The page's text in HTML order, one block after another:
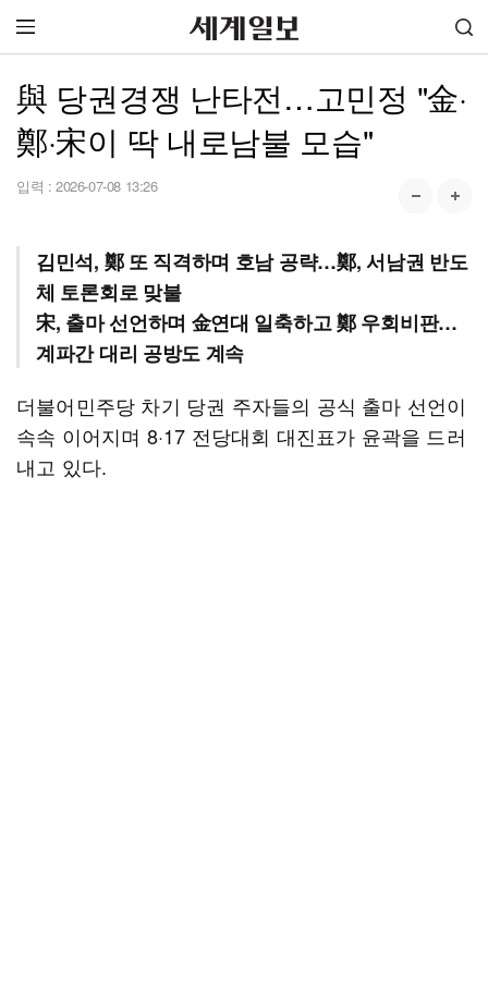
與 당권경쟁 난타전…고민정 "金·
鄭·宋이 딱 내로남불 모습"
입력 : 2026-07-08 13:26
김민석, 鄭 또 직격하며 호남 공략…鄭, 서남권 반도
체 토론회로 맞불
宋, 출마 선언하며 金연대 일축하고 鄭 우회비판…
계파간 대리 공방도 계속
더불어민주당 차기 당권 주자들의 공식 출마 선언이
속속 이어지며 8·17 전당대회 대진표가 윤곽을 드러
내고 있다.